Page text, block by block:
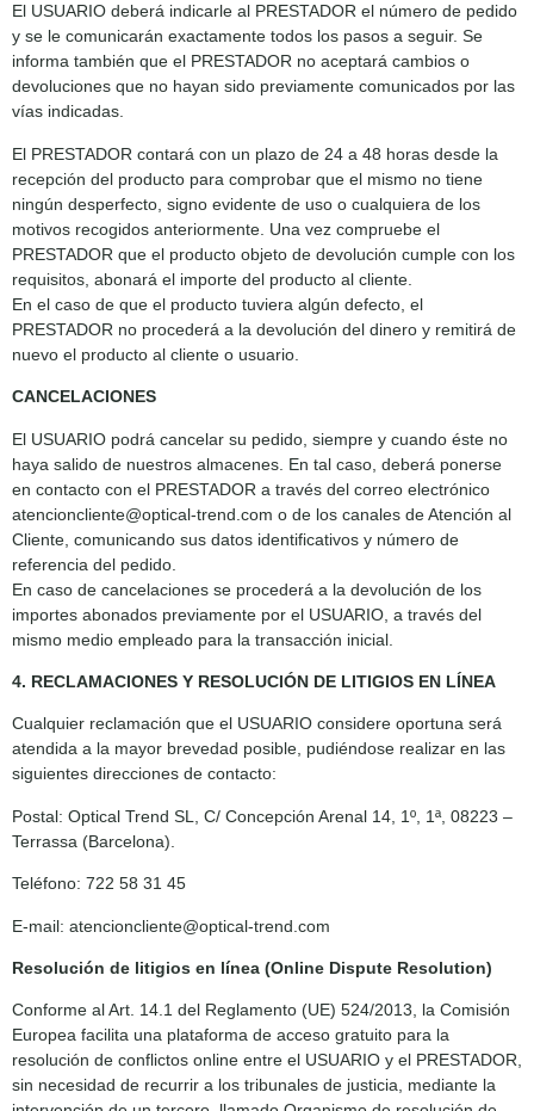
El USUARIO deberá indicarle al PRESTADOR el número de pedido
y se le comunicarán exactamente todos los pasos a seguir. Se
informa también que el PRESTADOR no aceptará cambios o
devoluciones que no hayan sido previamente comunicados por las
vías indicadas.
El PRESTADOR contará con un plazo de 24 a 48 horas desde la
recepción del producto para comprobar que el mismo no tiene
ningún desperfecto, signo evidente de uso o cualquiera de los
motivos recogidos anteriormente. Una vez compruebe el
PRESTADOR que el producto objeto de devolución cumple con los
requisitos, abonará el importe del producto al cliente.
En el caso de que el producto tuviera algún defecto, el
PRESTADOR no procederá a la devolución del dinero y remitirá de
nuevo el producto al cliente o usuario.
CANCELACIONES
El USUARIO podrá cancelar su pedido, siempre y cuando éste no
haya salido de nuestros almacenes. En tal caso, deberá ponerse
en contacto con el PRESTADOR a través del correo electrónico
atencioncliente@optical-trend.com o de los canales de Atención al
Cliente, comunicando sus datos identificativos y número de
referencia del pedido.
En caso de cancelaciones se procederá a la devolución de los
importes abonados previamente por el USUARIO, a través del
mismo medio empleado para la transacción inicial.
4. RECLAMACIONES Y RESOLUCIÓN DE LITIGIOS EN LÍNEA
Cualquier reclamación que el USUARIO considere oportuna será
atendida a la mayor brevedad posible, pudiéndose realizar en las
siguientes direcciones de contacto:
Postal: Optical Trend SL, C/ Concepción Arenal 14, 1º, 1ª, 08223 –
Terrassa (Barcelona).
Teléfono: 722 58 31 45
E-mail: atencioncliente@optical-trend.com
Resolución de litigios en línea (Online Dispute Resolution)
Conforme al Art. 14.1 del Reglamento (UE) 524/2013, la Comisión
Europea facilita una plataforma de acceso gratuito para la
resolución de conflictos online entre el USUARIO y el PRESTADOR,
sin necesidad de recurrir a los tribunales de justicia, mediante la